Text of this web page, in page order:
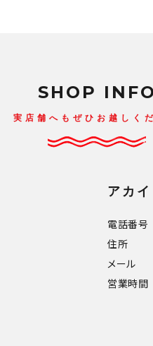
SHOP INFO
実店舗へもぜひお越しく
アカ
電話番号
住所
メール
営業時間